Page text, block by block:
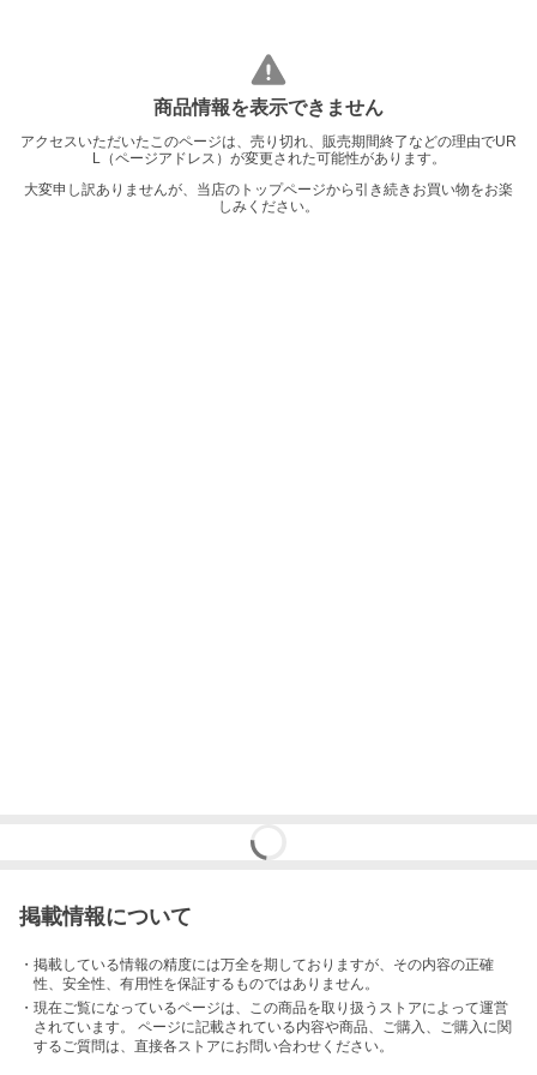
商品情報を表示できません
アクセスいただいたこのページは、売り切れ、販売期間終了などの理由でUR
L（ページアドレス）が変更された可能性があります。
大変申し訳ありませんが、当店のトップページから引き続きお買い物をお楽
しみください。
掲載情報について
・掲載している情報の精度には万全を期しておりますが、その内容の正確
性、安全性、有用性を保証するものではありません。
・現在ご覧になっているページは、この商品を取り扱うストアによって運営
されています。 ページに記載されている内容や商品、ご購入 、ご購入に関
するご質問は、直接各ストアにお問い合わせください。